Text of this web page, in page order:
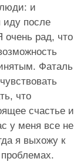
и
иду после
рад, что
Фаталь
что
счастье и
у меня все не
я выхожу к